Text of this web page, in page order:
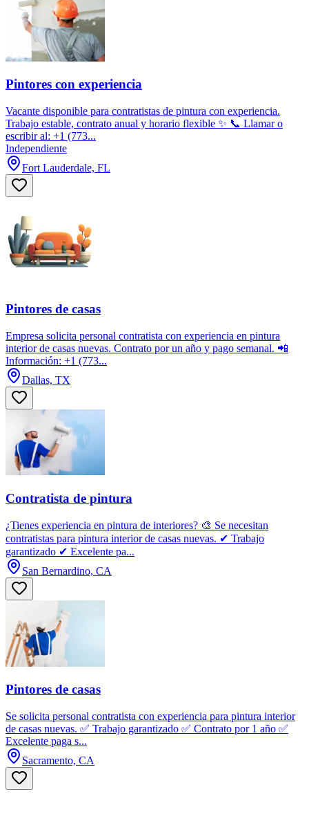
Pintores con experiencia
Vacante disponible para contratistas de pintura con experiencia.
Trabajo estable, contrato anual y horario flexible ✨ 📞 Llamar o
escribir al: +1 (773...
Independiente
Fort Lauderdale, FL
Pintores de casas
Empresa solicita personal contratista con experiencia en pintura
interior de casas nuevas. Contrato por un año y pago semanal. 📲
Información: +1 (773...
Dallas, TX
Contratista de pintura
¿Tienes experiencia en pintura de interiores? 🎨 Se necesitan
contratistas para pintura interior de casas nuevas. ✔ Trabajo
garantizado ✔ Excelente pa...
San Bernardino, CA
Pintores de casas
Se solicita personal contratista con experiencia para pintura interior
de casas nuevas. ✅ Trabajo garantizado ✅ Contrato por 1 año ✅
Excelente paga s...
Sacramento, CA